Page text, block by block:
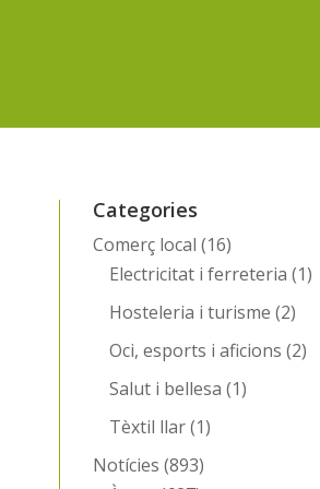
Categories
Comerç local (16)
Electricitat i ferreteria (1)
Hosteleria i turisme (2)
Oci, esports i aficions (2)
Salut i bellesa (1)
Tèxtil llar(1)
Notícies (893)